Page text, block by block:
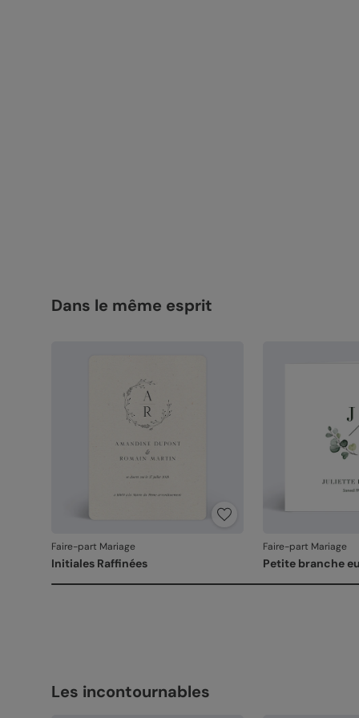
Dans le même esprit
Faire-part Mariage
Initiales Raffinées
Faire-part Mariage
Petite branche
Les incontournables